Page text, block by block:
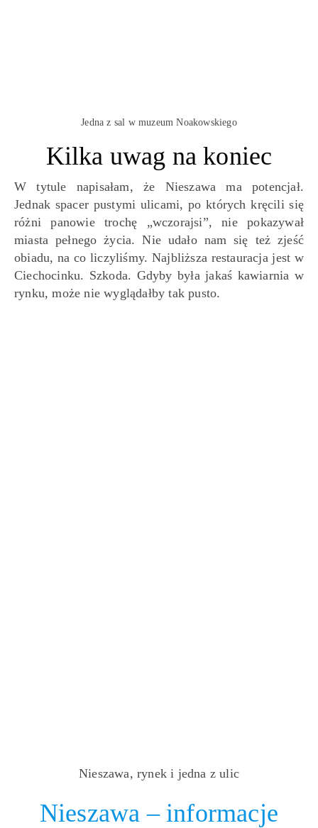
Jedna z sal w muzeum Noakowskiego
Kilka uwag na koniec
W tytule napisałam, że Nieszawa ma potencjał.
Jednak spacer pustymi ulicami, po których kręcili się
różni panowie trochę „wczorajsi”, nie pokazywał
miasta pełnego życia. Nie udało nam się też zjeść
obiadu, na co liczyliśmy. Najbliższa restauracja jest w
Ciechocinku. Szkoda. Gdyby była jakaś kawiarnia w
rynku, może nie wyglądałby tak pusto.
Nieszawa, rynek i jedna z ulic
Nieszawa – informacje